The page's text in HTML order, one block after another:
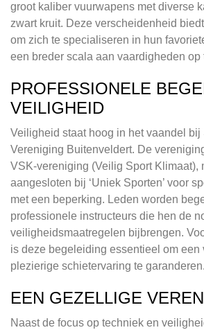
groot kaliber vuurwapens met diverse
zwart kruit. Deze verscheidenheid
om zich te specialiseren in hun
een breder scala aan vaardigheden op
PROFESSIONELE
VEILIGHEID
Veiligheid staat hoog in het vaandel bij
Vereniging Buitenveldert. De
VSK-vereniging (Veilig Sport Klimaat),
aangesloten bij ‘Uniek Sporten’ voor
met een beperking. Leden worden
professionele instructeurs die hen de
veiligheidsmaatregelen bijbrengen.
is deze begeleiding essentieel om een
plezierige schietervaring te garanderen.
EEN GEZELLIGE
Naast de focus op techniek en